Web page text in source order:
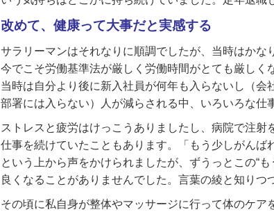
改めて、健康って大事だと実感する
サラリーマンはそれなりに順調でしたが、当時はかな
今でこそ労働基準法が厳しく労働時間がとても厳しく
当時は自分より後に新入社員が何年も入らないし（会
部署には入らない）人が減らされる中、いろいろな仕
ストレスと疲労はけっこうありましたし、病院で注射
仕事を続けていたこともあります。「もう少しがんば
という上から声をかけられましたが、ずうっとこの“も
良くなることがありませんでした。言葉の綾と知りつ
その頃に私自身が整体やマッサージに行って体のケア